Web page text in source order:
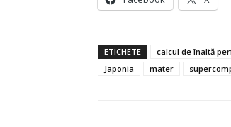
ETICHETE calcul de înaltă
Japonia
mater